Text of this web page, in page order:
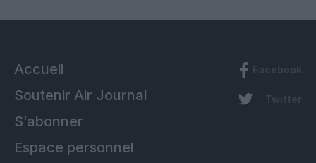
Accueil
Soutenir Air Journal
S’abonner
Espace personnel